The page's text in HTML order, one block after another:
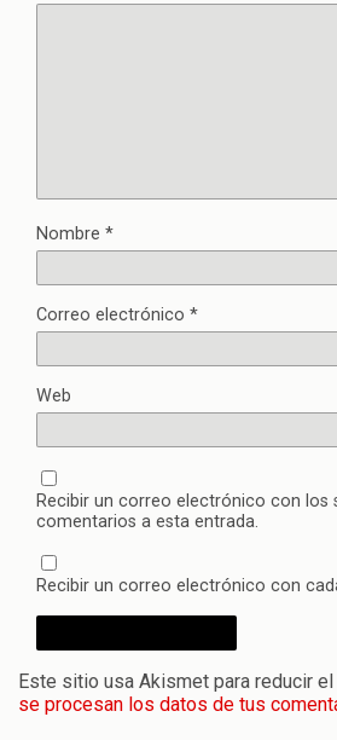
Nombre *
Correo electrónico *
Web
Recibir un correo electrónico con los
comentarios a esta entrada.
Recibir un correo electrónico con
Este sitio usa Akismet para reducir el
se procesan los datos de tus